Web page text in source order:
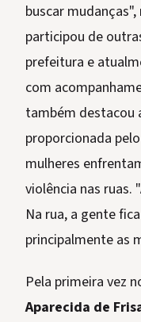
buscar
participou de
prefeitura e
com
também destacou
proporcionada
mulheres
violência nas ruas.
Na rua, a gente
principalmente as
Pela primeira vez
Aparecida de